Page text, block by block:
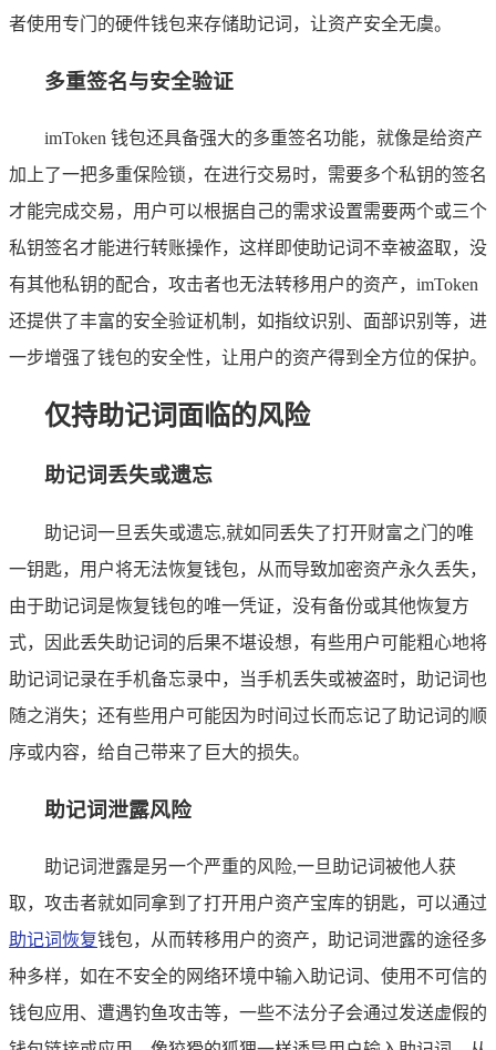
者使用专门的硬件钱包来存储助记词，让资产安全无虞。
多重签名与安全验证
imToken 钱包还具备强大的多重签名功能，就像是给资产
加上了一把多重保险锁，在进行交易时，需要多个私钥的签名
才能完成交易，用户可以根据自己的需求设置需要两个或三个
私钥签名才能进行转账操作，这样即使助记词不幸被盗取，没
有其他私钥的配合，攻击者也无法转移用户的资产，imToken
还提供了丰富的安全验证机制，如指纹识别、面部识别等，进
一步增强了钱包的安全性，让用户的资产得到全方位的保护。
仅持助记词面临的风险
助记词丢失或遗忘
助记词一旦丢失或遗忘,就如同丢失了打开财富之门的唯
一钥匙，用户将无法恢复钱包，从而导致加密资产永久丢失，
由于助记词是恢复钱包的唯一凭证，没有备份或其他恢复方
式，因此丢失助记词的后果不堪设想，有些用户可能粗心地将
助记词记录在手机备忘录中，当手机丢失或被盗时，助记词也
随之消失；还有些用户可能因为时间过长而忘记了助记词的顺
序或内容，给自己带来了巨大的损失。
助记词泄露风险
助记词泄露是另一个严重的风险,一旦助记词被他人获
取，攻击者就如同拿到了打开用户资产宝库的钥匙，可以通过
助记词恢复钱包，从而转移用户的资产，助记词泄露的途径多
种多样，如在不安全的网络环境中输入助记词、使用不可信的
钱包应用、遭遇钓鱼攻击等，一些不法分子会通过发送虚假的